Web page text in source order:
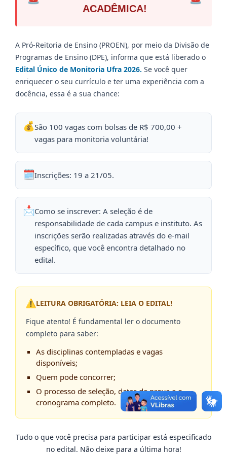
ACADÊMICA!
A Pró-Reitoria de Ensino (PROEN), por meio da Divisão de
Programas de Ensino (DPE), informa que está liberado o
Edital Único de Monitoria Ufra 2026. Se você quer
enriquecer o seu currículo e ter uma experiência com a
docência, essa é a sua chance:
São 100 vagas com bolsas de R$ 700,00 +
vagas para monitoria voluntária!
Inscrições: 19 a 21/05.
Como se inscrever: A seleção é de
responsabilidade de cada campus e instituto. As
inscrições serão realizadas através do e-mail
específico, que você encontra detalhado no
edital.
LEITURA OBRIGATÓRIA: LEIA O EDITAL!
Fique atento! É fundamental ler o documento
completo para saber:
As disciplinas contempladas e vagas
disponíveis;
Quem pode concorrer;
O processo de seleção, datas de prova e o
cronograma completo.
Tudo o que você precisa para participar está especificado
no edital. Não deixe para a última hora!